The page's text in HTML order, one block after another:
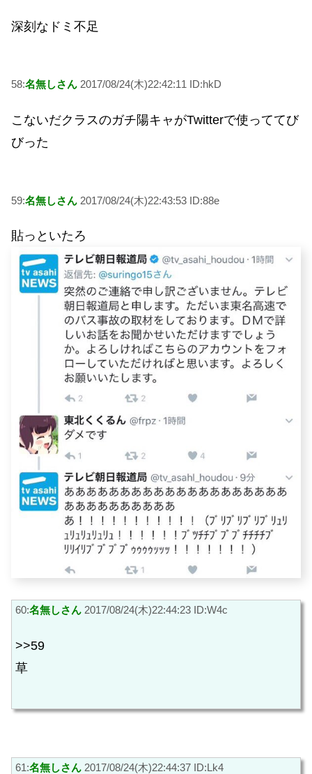
深刻なドミ不足
58:名無しさん 2017/08/24(木)22:42:11 ID:hkD
こないだクラスのガチ陽キャがTwitterで使っててび
びった
59:名無しさん 2017/08/24(木)22:43:53 ID:88e
貼っといたろ
60:名無しさん 2017/08/24(木)22:44:23 ID:W4c
>>59
草
61:名無しさん 2017/08/24(木)22:44:37 ID:Lk4